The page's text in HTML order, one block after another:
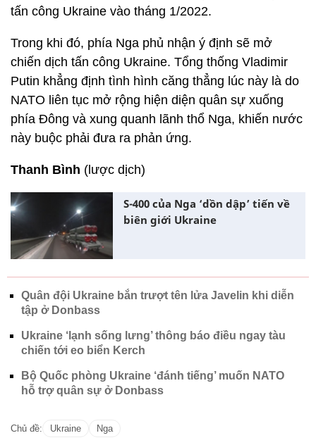
tấn công Ukraine vào tháng 1/2022.
Trong khi đó, phía Nga phủ nhận ý định sẽ mở
chiến dịch tấn công Ukraine. Tổng thống Vladimir
Putin khẳng định tình hình căng thẳng lúc này là do
NATO liên tục mở rộng hiện diện quân sự xuống
phía Đông và xung quanh lãnh thổ Nga, khiến nước
này buộc phải đưa ra phản ứng.
Thanh Bình (lược dịch)
S-400 của Nga ‘dồn dập’ tiến về
biên giới Ukraine
Quân đội Ukraine bắn trượt tên lửa Javelin khi diễn
tập ở Donbass
Ukraine ‘lạnh sống lưng’ thông báo điều ngay tàu
chiến tới eo biển Kerch
Bộ Quốc phòng Ukraine ‘đánh tiếng’ muốn NATO
hỗ trợ quân sự ở Donbass
Chủ đề: Ukraine Nga